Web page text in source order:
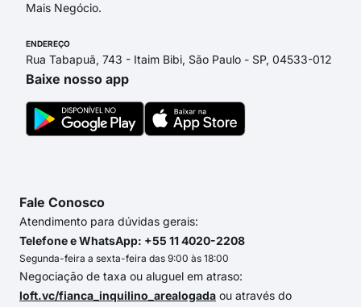
Mais Negócio.
ENDEREÇO
Rua Tabapuã, 743 - Itaim Bibi, São Paulo - SP, 04533-012
Baixe nosso app
Fale Conosco
Atendimento para dúvidas gerais:
Telefone e WhatsApp: +55 11 4020-2208
Segunda-feira a sexta-feira das 9:00 às 18:00
Negociação de taxa ou aluguel em atraso:
loft.vc/fianca_inquilino_arealogada ou através do